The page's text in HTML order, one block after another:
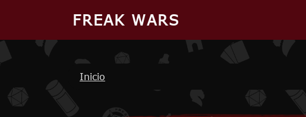
FREAK WARS
Ruta de navegación
Inicio